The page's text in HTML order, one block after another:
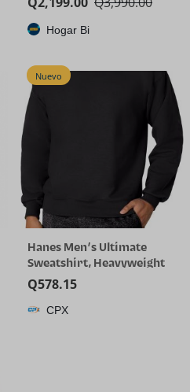
Hogar Bi
Nuevo
Hanes Men’s Ultimate
Sweatshirt, Heavyweight
Fleece Sweatshirt,
Crewneck Pullover for Men
Q578.15
CPX